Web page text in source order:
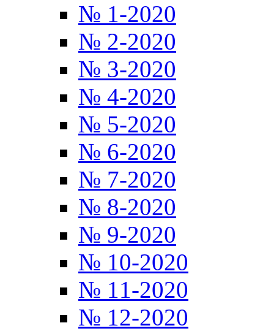
№ 1-2020
№ 2-2020
№ 3-2020
№ 4-2020
№ 5-2020
№ 6-2020
№ 7-2020
№ 8-2020
№ 9-2020
№ 10-2020
№ 11-2020
№ 12-2020